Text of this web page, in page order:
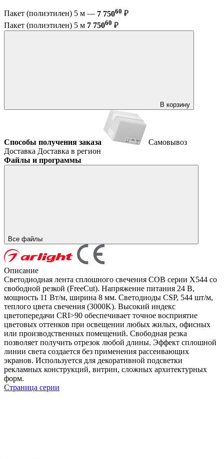
Пакет (полиэтилен) 5 м — 7 75060 ₽
Пакет (полиэтилен) 5 м 7 75060 ₽
В корзину
Способы получения заказа
Самовывоз
Доставка Доставка в регион
Файлы и программы
Все файлы
Описание
Светодиодная лента сплошного свечения COB серии X544 со
свободной резкой (FreeCut). Напряжение питания 24 В,
мощность 11 Вт/м, ширина 8 мм. Светодиоды CSP, 544 шт/м,
теплого цвета свечения (3000K). Высокий индекс
цветопередачи CRI>90 обеспечивает точное восприятие
цветовых оттенков при освещении любых жилых, офисных
или производственных помещений. Свободная резка
позволяет получить отрезок любой длины. Эффект сплошной
линии света создается без применения рассеивающих
экранов. Используется для декоративной подсветки
рекламных конструкций, витрин, сложных архитектурных
форм.
Страница серии